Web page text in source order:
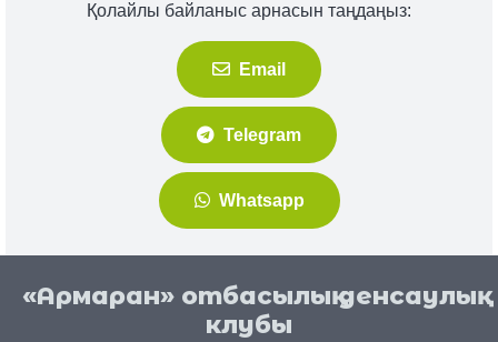
Қолайлы байланыс арнасын таңдаңыз:
Email
Telegram
Whatsapp
«Армаран» отбасылық денсаулық
клубы